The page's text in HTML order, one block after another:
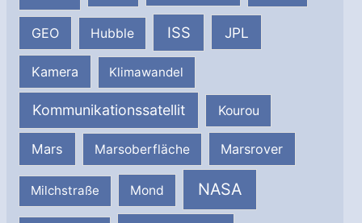
GEO Hubble ISS JPL
Kamera Klimawandel
Kommunikationssatellit Kourou
Mars Marsoberfläche Marsrover
Milchstraße Mond NASA